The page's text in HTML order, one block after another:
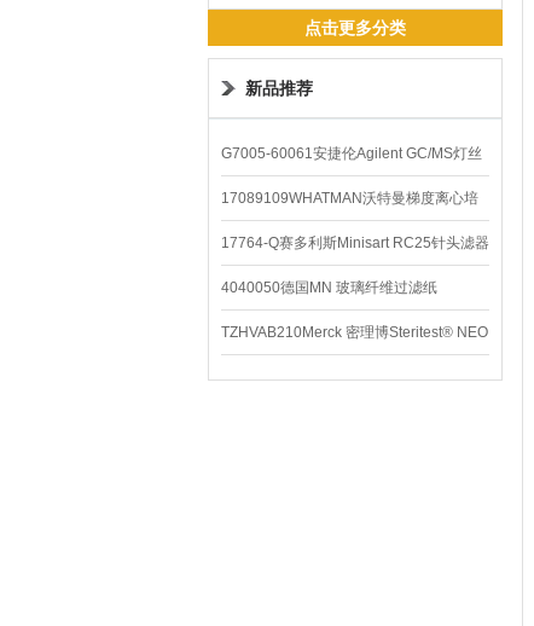
点击更多分类
新品推荐
G7005-60061安捷伦Agilent GC/MS灯丝
配件
17089109WHATMAN沃特曼梯度离心培
养基
17764-Q赛多利斯Minisart RC25针头滤器
4040050德国MN 玻璃纤维过滤纸
TZHVAB210Merck 密理博Steritest® NEO
设备